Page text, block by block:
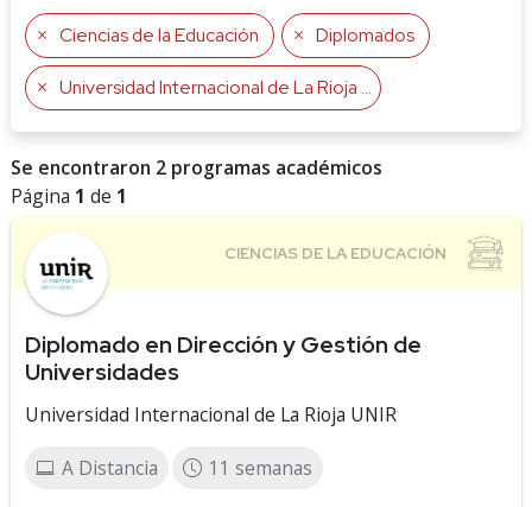
Ciencias de la Educación Diplomados
Universidad Internacional de La Rioja UNIR
Se encontraron 2 programas académicos
Página 1 de 1
Diplomado en Dirección y Gestión de
Universidades
Universidad Internacional de La Rioja UNIR
A Distancia 11 semanas